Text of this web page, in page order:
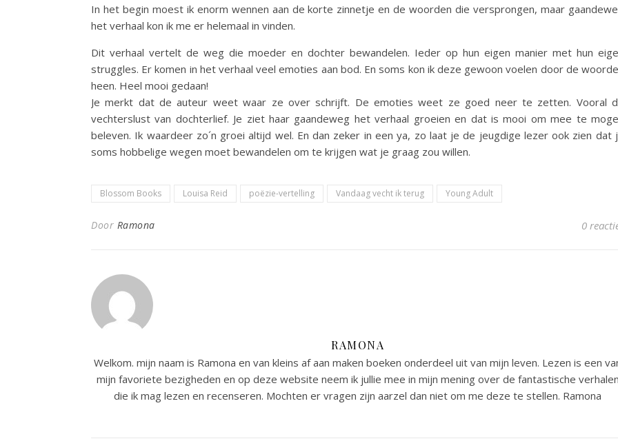
In het begin moest ik enorm wennen aan de korte zinnetje en de woorden die versprongen, maar
het verhaal kon ik me er helemaal in vinden.
Dit verhaal vertelt de weg die moeder en dochter bewandelen. Ieder op hun eigen manier met hun
struggles. Er komen in het verhaal veel emoties aan bod. En soms kon ik deze gewoon voelen door de
heen. Heel mooi gedaan!
Je merkt dat de auteur weet waar ze over schrijft. De emoties weet ze goed neer te zetten. Vooral
vechterslust van dochterlief. Je ziet haar gaandeweg het verhaal groeien en dat is mooi om mee te
beleven. Ik waardeer zo´n groei altijd wel. En dan zeker in een ya, zo laat je de jeugdige lezer ook zien dat
soms hobbelige wegen moet bewandelen om te krijgen wat je graag zou willen.
Blossom Books Louisa Reid poëzie-vertelling Vandaag vecht ik terug Young Adult
Door Ramona 0
RAMONA
Welkom. mijn naam is Ramona en van kleins af aan maken boeken onderdeel uit van mijn leven. Lezen is een
mijn favoriete bezigheden en op deze website neem ik jullie mee in mijn mening over de fantastische verhalen
die ik mag lezen en recenseren. Mochten er vragen zijn aarzel dan niet om me deze te stellen. Ramona